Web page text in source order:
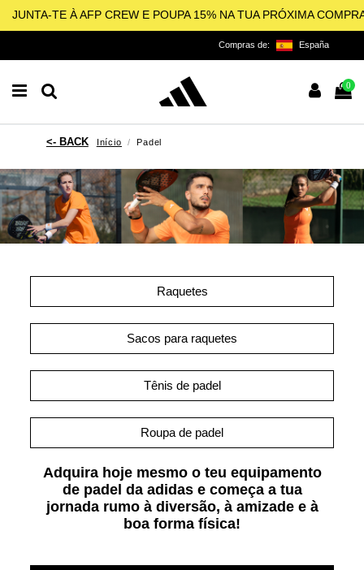
JUNTA-TE À AFP CREW E POUPA 15% NA TUA PRÓXIMA
Compras de: España
0
Início Padel
Raquetes
Sacos para raquetes
Tênis de padel
Roupa de padel
Adquira hoje mesmo o teu equipamento
de padel da adidas e começa a tua
jornada rumo à diversão, à amizade e à
boa forma física!